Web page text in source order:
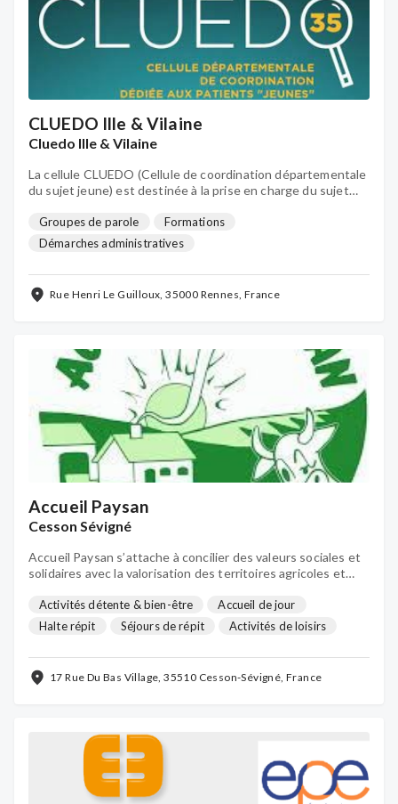
CLUEDO Ille & Vilaine
Cluedo Ille & Vilaine
La cellule CLUEDO (Cellule de coordination départementale
du sujet jeune) est destinée à la prise en charge du sujet
Groupes de parole
Formations
Démarches administratives
Rue Henri Le Guilloux, 35000 Rennes, France
Accueil Paysan
Cesson Sévigné
Accueil Paysan s’attache à concilier des valeurs sociales et
solidaires avec la valorisation des territoires agricoles et
l'accueil social pour les jeunes et les adultes
Activités détente & bien-être
Accueil de jour
Halte répit
Séjours de répit
Activités de loisirs
17 Rue Du Bas Village, 35510 Cesson-Sévigné, France